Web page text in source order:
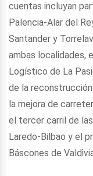
cuentas incluyan
Palencia-Alar del
Santander y
ambas localidades,
Logístico de La
de la
la mejora de
el tercer carril de
Laredo-Bilbao y el
Báscones de